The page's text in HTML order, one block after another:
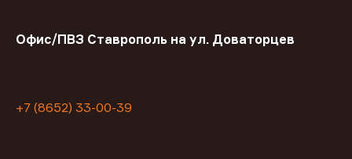
Офис/ПВЗ Ставрополь на ул. Доваторцев
+7 (8652) 33-00-39